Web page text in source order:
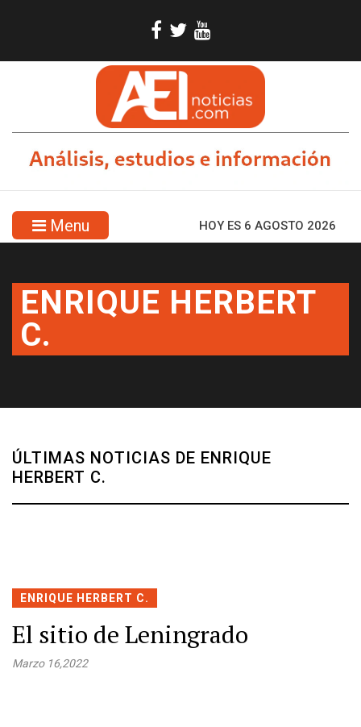
Menu HOY ES 6 AGOSTO 2026
ENRIQUE HERBERT
C.
ÚLTIMAS NOTICIAS DE ENRIQUE
HERBERT C.
ENRIQUE HERBERT C.
El sitio de Leningrado
Marzo 16,2022